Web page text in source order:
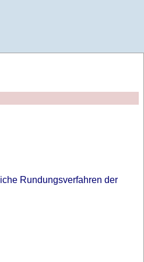
Rundungsverfahren der